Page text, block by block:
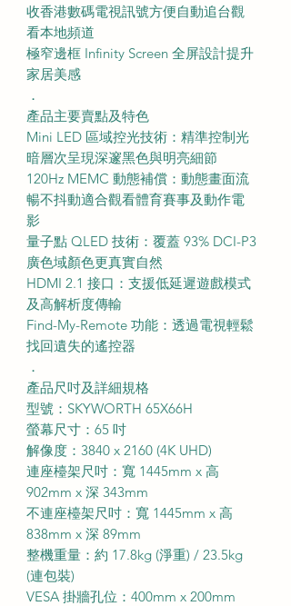
收香港數碼電視訊號方便自動追台觀
看本地頻道
極窄邊框 Infinity Screen 全屏設計提升
家居美感
．
產品主要賣點及特色
Mini LED 區域控光技術：精準控制光
暗層次呈現深邃黑色與明亮細節
120Hz MEMC 動態補償：動態畫面流
暢不抖動適合觀看體育賽事及動作電
影
量子點 QLED 技術：覆蓋 93% DCI-P3
廣色域顏色更真實自然
HDMI 2.1 接口：支援低延遲遊戲模式
及高解析度傳輸
Find-My-Remote 功能：透過電視輕鬆
找回遺失的遙控器
．
產品尺吋及詳細規格
型號：SKYWORTH 65X66H
螢幕尺寸：65 吋
解像度：3840 x 2160 (4K UHD)
連座檯架尺吋：寬 1445mm x 高
902mm x 深 343mm
不連座檯架尺吋：寬 1445mm x 高
838mm x 深 89mm
整機重量：約 17.8kg (淨重) / 23.5kg
(連包裝)
VESA 掛牆孔位：400mm x 200mm